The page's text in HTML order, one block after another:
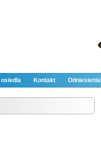
osiedla Kontakt Odniesienia